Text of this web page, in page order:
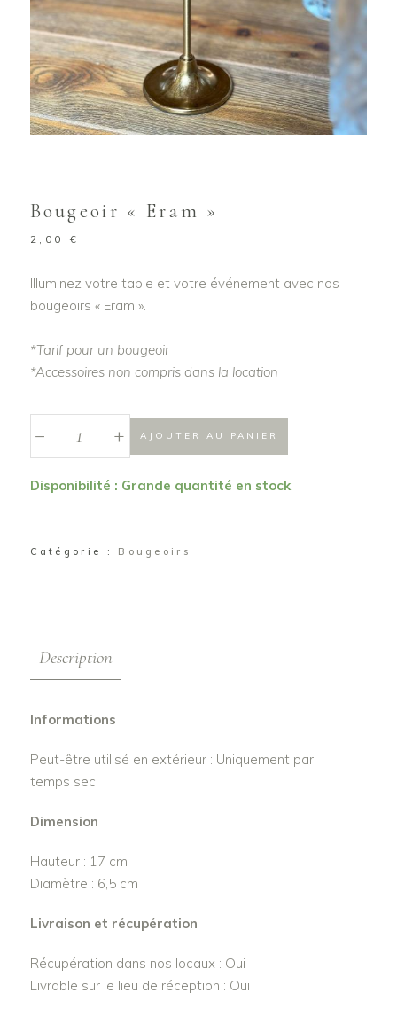
Bougeoir « Eram »
2,00 €
Illuminez votre table et votre événement avec nos
bougeoirs « Eram ».
*Tarif pour un bougeoir
*Accessoires non compris dans la location
+ AJOUTER AU PANIER
Disponibilité : Grande quantité en stock
Catégorie : Bougeoirs
Description
Informations
Peut-être utilisé en extérieur : Uniquement par
temps sec
Dimension
Hauteur : 17 cm
Diamètre : 6,5 cm
Livraison et récupération
Récupération dans nos locaux : Oui
Livrable sur le lieu de réception : Oui